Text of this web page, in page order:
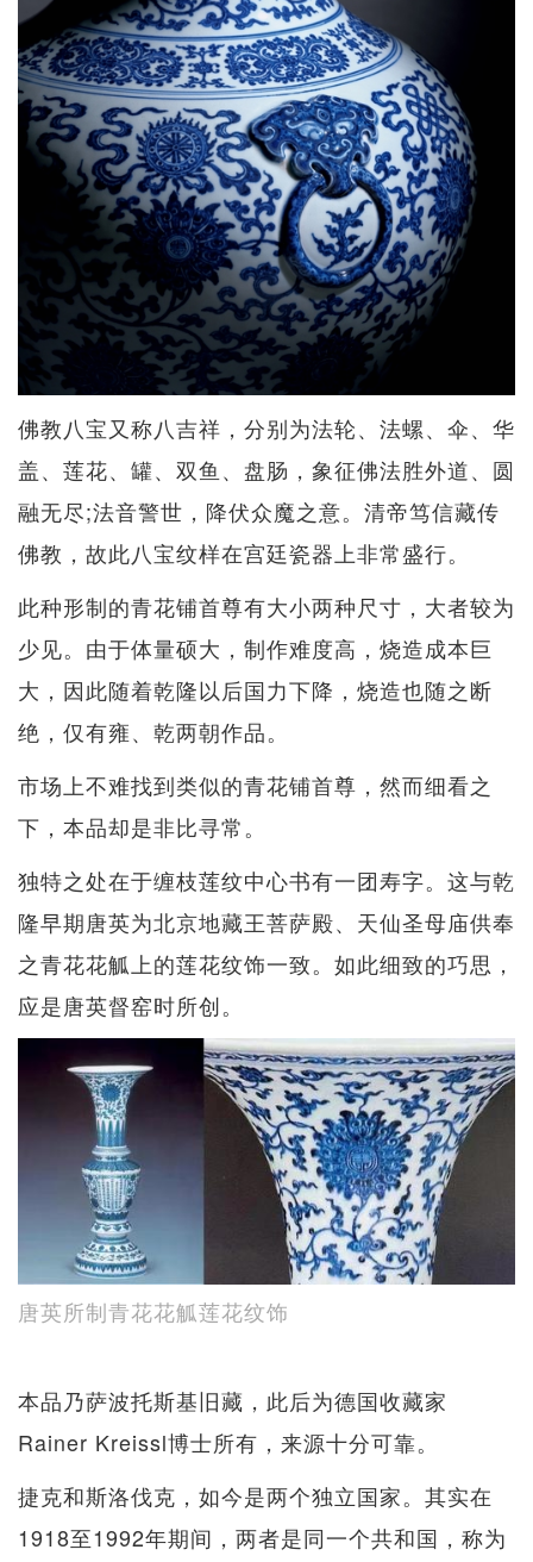
佛教八宝又称八吉祥，分别为法轮、法螺、伞、华
盖、莲花、罐、双鱼、盘肠，象征佛法胜外道、圆
融无尽;法音警世，降伏众魔之意。清帝笃信藏传
佛教，故此八宝纹样在宫廷瓷器上非常盛行。
此种形制的青花铺首尊有大小两种尺寸，大者较为
少见。由于体量硕大，制作难度高，烧造成本巨
大，因此随着乾隆以后国力下降，烧造也随之断
绝，仅有雍、乾两朝作品。
市场上不难找到类似的青花铺首尊，然而细看之
下，本品却是非比寻常。
独特之处在于缠枝莲纹中心书有一团寿字。这与乾
隆早期唐英为北京地藏王菩萨殿、天仙圣母庙供奉
之青花花觚上的莲花纹饰一致。如此细致的巧思，
应是唐英督窑时所创。
唐英所制青花花觚莲花纹饰
本品乃萨波托斯基旧藏，此后为德国收藏家
Rainer Kreissl博士所有，来源十分可靠。
捷克和斯洛伐克，如今是两个独立国家。其实在
1918至1992年期间，两者是同一个共和国，称为